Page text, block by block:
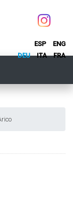
ESP
ENG
DEU
ITA FRA